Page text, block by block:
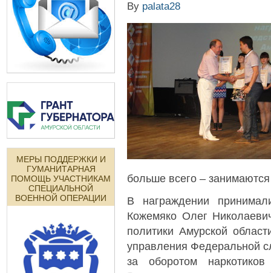
МЕРЫ ПОДДЕРЖКИ И
ГУМАНИТАРНАЯ
ПОМОЩЬ УЧАСТНИКАМ
СПЕЦИАЛЬНОЙ
ВОЕННОЙ ОПЕРАЦИИ
By palata28
больше всего –
В награждении
Кожемяко Олег
политики Амурской
управления Федеральной
за оборотом